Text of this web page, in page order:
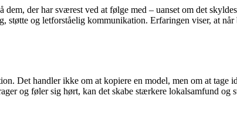
der har sværest ved at følge med – uanset om det
og letforståelig kommunikation. Erfaringen viser, at
Det handler ikke om at kopiere en model, men om at
og føler sig hørt, kan det skabe stærkere lokalsamfund og